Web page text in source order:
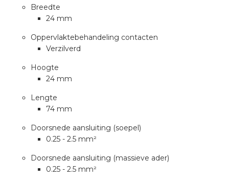
Breedte
24 mm
Oppervlaktebehandeling contacten
Verzilverd
Hoogte
24 mm
Lengte
74 mm
Doorsnede aansluiting (soepel)
0.25 - 2.5 mm²
Doorsnede aansluiting (massieve ader)
0.25 - 2.5 mm²
Academy